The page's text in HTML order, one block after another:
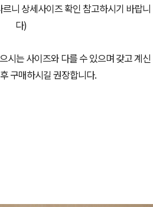
니 상세사이즈 확인 참고하시기 바랍니
다)
시는 사이즈와 다를 수 있으며 갖고 계신
구매하시길 권장합니다.